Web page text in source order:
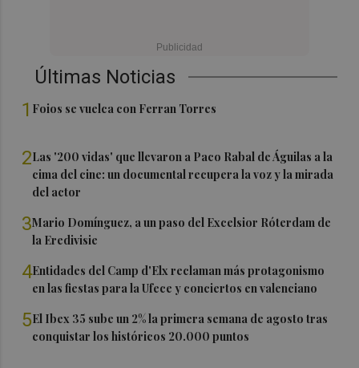
Últimas Noticias
1 Foios se vuelca con Ferran Torres
2Las '200 vidas' que llevaron a Paco Rabal de Águilas a la
cima del cine: un documental recupera la voz y la mirada
del actor
3Mario Domínguez, a un paso del Excelsior Róterdam de
la Eredivisie
4Entidades del Camp d'Elx reclaman más protagonismo
en las fiestas para la Ufece y conciertos en valenciano
5El Ibex 35 sube un 2% la primera semana de agosto tras
conquistar los históricos 20.000 puntos